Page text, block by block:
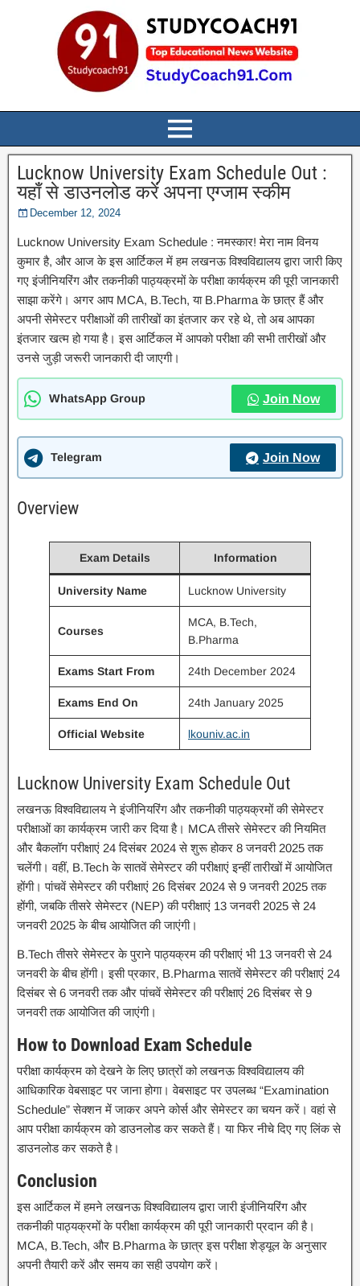
Lucknow University Exam Schedule Out :
यहाँ से डाउनलोड करें अपना एग्जाम स्कीम
December 12, 2024
Lucknow University Exam Schedule : नमस्कार! मेरा नाम विनय
कुमार है, और आज के इस आर्टिकल में हम लखनऊ विश्वविद्यालय द्वारा जारी किए
गए इंजीनियरिंग और तकनीकी पाठ्यक्रमों के परीक्षा कार्यक्रम की पूरी जानकारी
साझा करेंगे। अगर आप MCA, B.Tech, या B.Pharma के छात्र हैं और
अपनी सेमेस्टर परीक्षाओं की तारीखों का इंतजार कर रहे थे, तो अब आपका
इंतजार खत्म हो गया है। इस आर्टिकल में आपको परीक्षा की सभी तारीखों और
उनसे जुड़ी जरूरी जानकारी दी जाएगी।
WhatsApp Group Join Now
Telegram Join Now
Overview
Exam Details Information
University Name Lucknow University
Courses
MCA, B.Tech,
B.Pharma
Exams Start From 24th December 2024
Exams End On 24th January 2025
Official Website lkouniv.ac.in
Lucknow University Exam Schedule Out
लखनऊ विश्वविद्यालय ने इंजीनियरिंग और तकनीकी पाठ्यक्रमों की सेमेस्टर
परीक्षाओं का कार्यक्रम जारी कर दिया है। MCA तीसरे सेमेस्टर की नियमित
और बैकलॉग परीक्षाएं 24 दिसंबर 2024 से शुरू होकर 8 जनवरी 2025 तक
चलेंगी। वहीं, B.Tech के सातवें सेमेस्टर की परीक्षाएं इन्हीं तारीखों में आयोजित
होंगी। पांचवें सेमेस्टर की परीक्षाएं 26 दिसंबर 2024 से 9 जनवरी 2025 तक
होंगी, जबकि तीसरे सेमेस्टर (NEP) की परीक्षाएं 13 जनवरी 2025 से 24
जनवरी 2025 के बीच आयोजित की जाएंगी।
B.Tech तीसरे सेमेस्टर के पुराने पाठ्यक्रम की परीक्षाएं भी 13 जनवरी से 24
जनवरी के बीच होंगी। इसी प्रकार, B.Pharma सातवें सेमेस्टर की परीक्षाएं 24
दिसंबर से 6 जनवरी तक और पांचवें सेमेस्टर की परीक्षाएं 26 दिसंबर से 9
जनवरी तक आयोजित की जाएंगी।
How to Download Exam Schedule
परीक्षा कार्यक्रम को देखने के लिए छात्रों को लखनऊ विश्वविद्यालय की
आधिकारिक वेबसाइट पर जाना होगा। वेबसाइट पर उपलब्ध “Examination
Schedule” सेक्शन में जाकर अपने कोर्स और सेमेस्टर का चयन करें। वहां से
आप परीक्षा कार्यक्रम को डाउनलोड कर सकते हैं। या फिर नीचे दिए गए लिंक से
डाउनलोड कर सकते है।
Conclusion
इस आर्टिकल में हमने लखनऊ विश्वविद्यालय द्वारा जारी इंजीनियरिंग और
तकनीकी पाठ्यक्रमों के परीक्षा कार्यक्रम की पूरी जानकारी प्रदान की है।
MCA, B.Tech, और B.Pharma के छात्र इस परीक्षा शेड्यूल के अनुसार
अपनी तैयारी करें और समय का सही उपयोग करें।